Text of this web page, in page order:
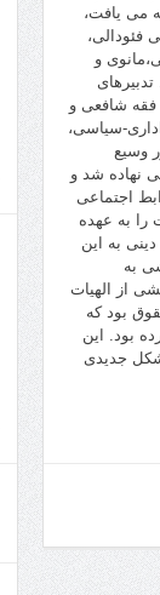
می یافت،
ارضی فئودالی،
و
فقه شافعی و
سیاسی،
وسیع
نهاده شد و
اجتماعی
را به عهده
به این
به
از الهیات
بود که
بود. این
جدیدی